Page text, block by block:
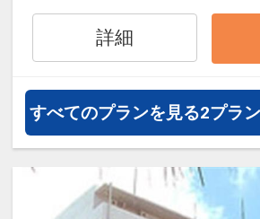
詳細
すべてのプランを見る2プラ